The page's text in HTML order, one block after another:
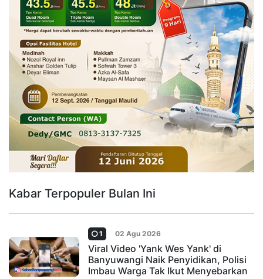
Kabar Terpopuler Bulan Ini
1 02 Agu 2026
Viral Video 'Yank Wes Yank' di
Banyuwangi Naik Penyidikan, Polisi
Imbau Warga Tak Ikut Menyebarkan